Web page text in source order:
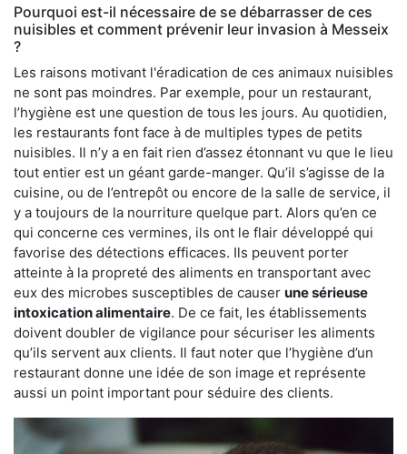
Pourquoi est-il nécessaire de se débarrasser de ces
nuisibles et comment prévenir leur invasion à Messeix
?
Les raisons motivant l'éradication de ces animaux nuisibles
ne sont pas moindres. Par exemple, pour un restaurant,
l’hygiène est une question de tous les jours. Au quotidien,
les restaurants font face à de multiples types de petits
nuisibles. Il n’y a en fait rien d’assez étonnant vu que le lieu
tout entier est un géant garde-manger. Qu’il s’agisse de la
cuisine, ou de l’entrepôt ou encore de la salle de service, il
y a toujours de la nourriture quelque part. Alors qu’en ce
qui concerne ces vermines, ils ont le flair développé qui
favorise des détections efficaces. Ils peuvent porter
atteinte à la propreté des aliments en transportant avec
eux des microbes susceptibles de causer une sérieuse
intoxication alimentaire. De ce fait, les établissements
doivent doubler de vigilance pour sécuriser les aliments
qu’ils servent aux clients. Il faut noter que l’hygiène d’un
restaurant donne une idée de son image et représente
aussi un point important pour séduire des clients.